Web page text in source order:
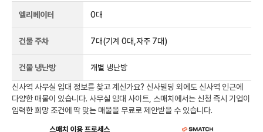
엘리베이터 0대
건물 주차 7대(기계 0대,자주 7대)
건물 냉난방 개별 냉난방
신사역 사무실 임대 정보를 찾고 계신가요? 신사빌딩 외에도 신사역 인근에
다양한 매물이 있습니다. 사무실 임대 사이트, 스매치에서는 신청 즉시 기업이
입력한 희망 조건에 딱 맞는 매물을 무료로 제안받을 수 있습니다.